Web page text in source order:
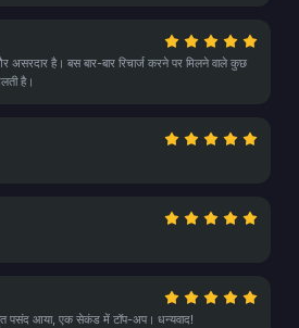
है। बस बार-बार रिचार्ज करने पर मिलने वाले कुछ
है।
पसंद आया, एक सेकंड में टॉप-अप। धन्यवाद!